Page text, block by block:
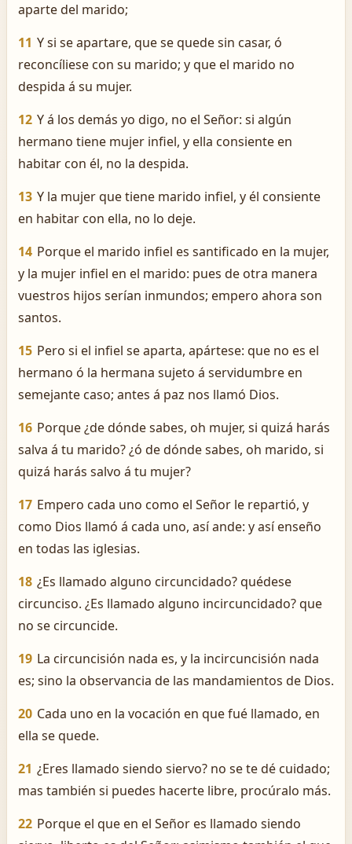
aparte del marido;
11 Y si se apartare, que se quede sin casar, ó
reconcíliese con su marido; y que el marido no
despida á su mujer.
12 Y á los demás yo digo, no el Señor: si algún
hermano tiene mujer infiel, y ella consiente en
habitar con él, no la despida.
13 Y la mujer que tiene marido infiel, y él consiente
en habitar con ella, no lo deje.
14 Porque el marido infiel es santificado en la mujer,
y la mujer infiel en el marido: pues de otra manera
vuestros hijos serían inmundos; empero ahora son
santos.
15 Pero si el infiel se aparta, apártese: que no es el
hermano ó la hermana sujeto á servidumbre en
semejante caso; antes á paz nos llamó Dios.
16 Porque ¿de dónde sabes, oh mujer, si quizá harás
salva á tu marido? ¿ó de dónde sabes, oh marido, si
quizá harás salvo á tu mujer?
17 Empero cada uno como el Señor le repartió, y
como Dios llamó á cada uno, así ande: y así enseño
en todas las iglesias.
18 ¿Es llamado alguno circuncidado? quédese
circunciso. ¿Es llamado alguno incircuncidado? que
no se circuncide.
19 La circuncisión nada es, y la incircuncisión nada
es; sino la observancia de las mandamientos de Dios.
20 Cada uno en la vocación en que fué llamado, en
ella se quede.
21 ¿Eres llamado siendo siervo? no se te dé cuidado;
mas también si puedes hacerte libre, procúralo más.
22 Porque el que en el Señor es llamado siendo